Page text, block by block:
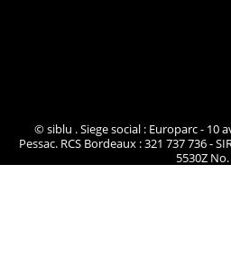
© siblu . Siege social : Europarc - 10
Pessac. RCS Bordeaux : 321 737 736 -
5530Z No.